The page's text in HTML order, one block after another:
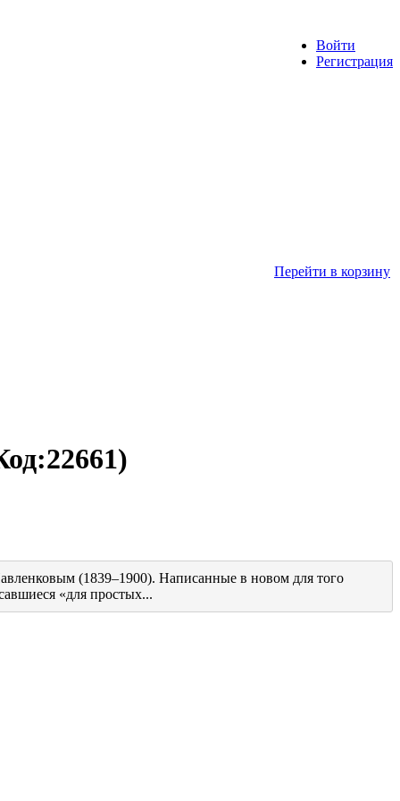
Войти
Регистрация
Перейти в корзину
22661)
(1839–1900). Написанные в новом для того
«для простых...